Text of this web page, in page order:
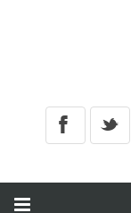
X _